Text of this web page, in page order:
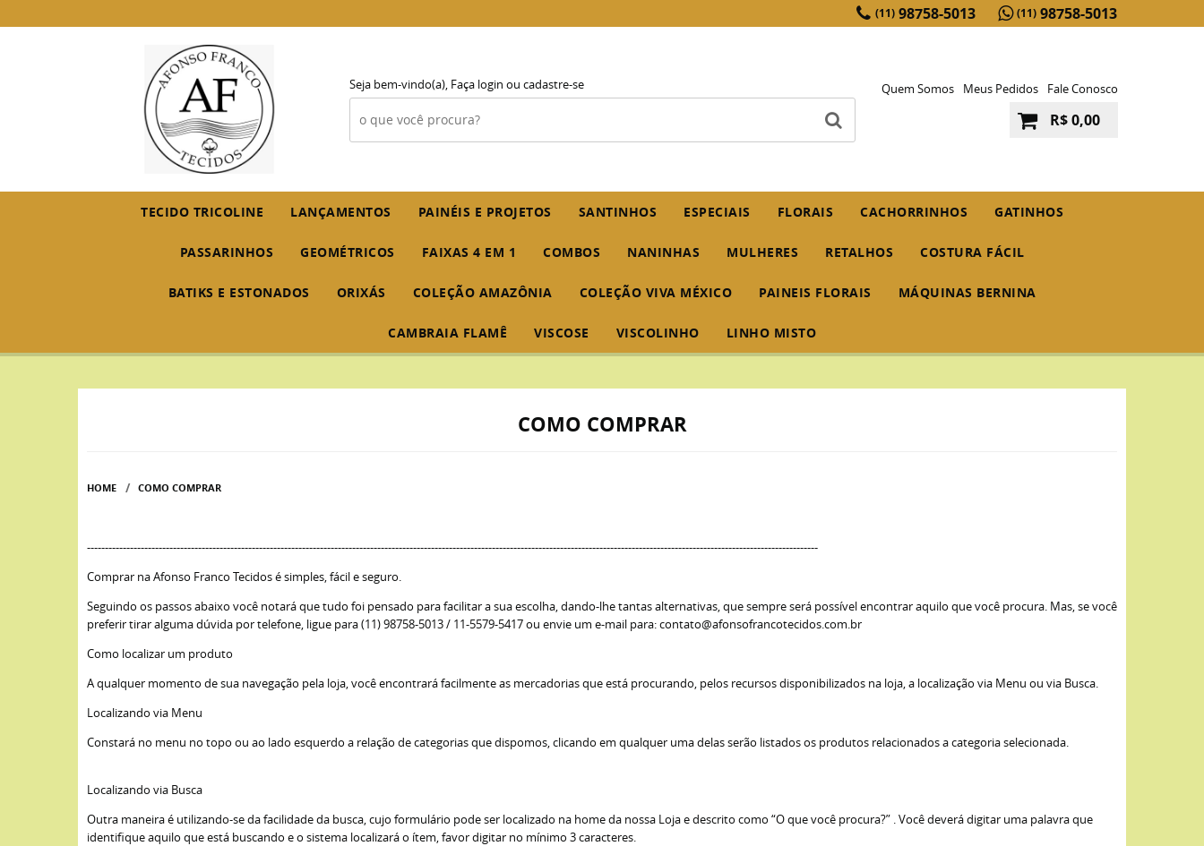
(11) 98758-5013 (11) 98758-5013
Seja bem-vindo(a), Faça login ou cadastre-se Quem Somos Meus Pedidos Fale Conosco
R$ 0,00
TECIDO TRICOLINE LANÇAMENTOS PAINÉIS E PROJETOS SANTINHOS ESPECIAIS FLORAIS CACHORRINHOS GATINHOS
PASSARINHOS GEOMÉTRICOS FAIXAS 4 EM 1 COMBOS NANINHAS MULHERES RETALHOS COSTURA FÁCIL
BATIKS E ESTONADOS ORIXÁS COLEÇÃO AMAZÔNIA COLEÇÃO VIVA MÉXICO PAINEIS FLORAIS MÁQUINAS BERNINA
CAMBRAIA FLAMÊ VISCOSE VISCOLINHO LINHO MISTO
COMO COMPRAR
HOME COMO COMPRAR
------------------------------------------------------------------------------------------------------------------------------------------------------------------------------------------------------------
Comprar na Afonso Franco Tecidos é simples, fácil e seguro.
Seguindo os passos abaixo você notará que tudo foi pensado para facilitar a sua escolha, dando-lhe tantas alternativas, que sempre será possível encontrar aquilo que você procura. Mas, se você
preferir tirar alguma dúvida por telefone, ligue para (11) 98758-5013 / 11-5579-5417 ou envie um e-mail para: contato@afonsofrancotecidos.com.br
Como localizar um produto
A qualquer momento de sua navegação pela loja, você encontrará facilmente as mercadorias que está procurando, pelos recursos disponibilizados na loja, a localização via Menu ou via Busca.
Localizando via Menu
Constará no menu no topo ou ao lado esquerdo a relação de categorias que dispomos, clicando em qualquer uma delas serão listados os produtos relacionados a categoria selecionada.
Localizando via Busca
Outra maneira é utilizando-se da facilidade da busca, cujo formulário pode ser localizado na home da nossa Loja e descrito como “O que você procura?” . Você deverá digitar uma palavra que
identifique aquilo que está buscando e o sistema localizará o ítem, favor digitar no mínimo 3 caracteres.